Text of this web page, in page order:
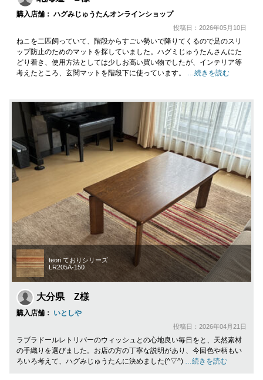
購入店舗： ハグみじゅうたんオンラインショップ
投稿日：2026年05月10日
ねこを二匹飼っていて、階段からすごい勢いで降りてくるので足のスリ
ップ防止のためのマットを探していました。ハグミじゅうたんさんにた
どり着き、使用方法としては少しお高い買い物でしたが、インテリア等
考えたところ、玄関マットを階段下に使っています。 …続きを読む
teori ておりシリーズ
LR205A-150
大分県 Z様
購入店舗： いとしや
投稿日：2026年04月21日
ラブラドールレトリバーのウィッシュとの心地良い毎日をと、天然素材
の手織りを選びました。お店の方の丁寧な説明があり、今回色や柄もい
ろいろ考えて、ハグみじゅうたんに決めました(^▽^) …続きを読む